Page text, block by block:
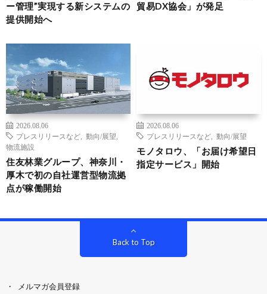
ー管理”実現する新システムの
提供開始へ
貿易DX協会」が発足
2026.08.06
プレスリリースなど
動向/展望
物流施設
住友林業グループ、神奈川・
厚木で初の自社運営型物流拠
点が稼働開始
2026.08.06
プレスリリースなど
動向/展望
モノタロウ、「お届け希望日
指定サービス」開始
Back to Top
メルマガ会員登録